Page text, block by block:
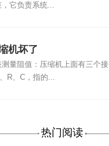
它负责系统...
机坏了
量阻值：压缩机上面有三个接
R、C，指的...
热门阅读